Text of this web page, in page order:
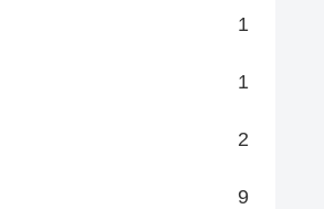
1
1
2
9